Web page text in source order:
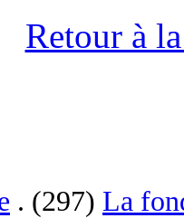
Retour à
. (297) La